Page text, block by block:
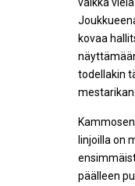
kovaa
todellakin
linjoilla on
päälleen